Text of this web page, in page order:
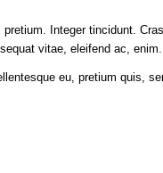
Integer tincidunt.
vitae, eleifend ac,
eu, pretium quis,